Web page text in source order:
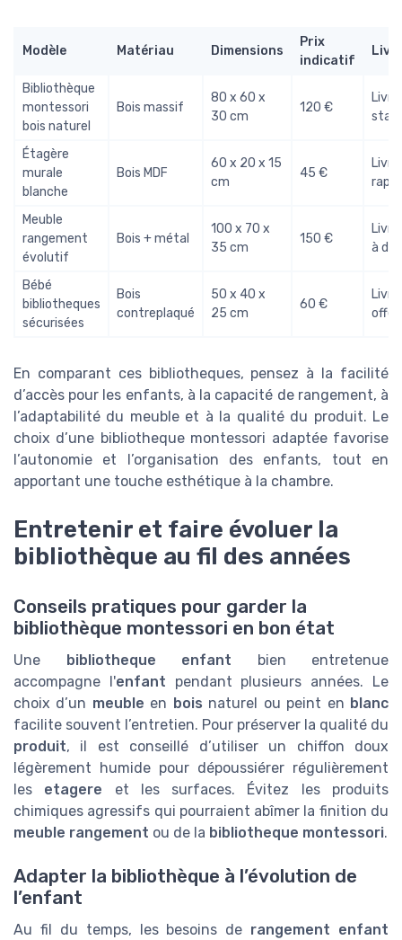
Modèle Matériau Dimensions
Prix
indicatif
Bibliothèque
montessori
bois naturel
Bois massif
80 x 60 x
30 cm
120 €
Étagère
murale
blanche
Bois MDF
60 x 20 x 15
cm
45 €
Meuble
rangement
évolutif
Bois + métal
100 x 70 x
35 cm
150 €
à
Bébé
bibliotheques
sécurisées
Bois
contreplaqué
50 x 40 x
25 cm
60 €
En comparant ces bibliotheques, pensez à la facilité
d’accès pour les enfants, à la capacité de rangement, à
l’adaptabilité du meuble et à la qualité du produit. Le
choix d’une bibliotheque montessori adaptée favorise
l’autonomie et l’organisation des enfants, tout en
apportant une touche esthétique à la chambre.
Entretenir et faire évoluer la
bibliothèque au fil des années
Conseils pratiques pour garder la
bibliothèque montessori en bon état
Une bibliotheque enfant bien entretenue
accompagne l'enfant pendant plusieurs années. Le
choix d’un meuble en bois naturel ou peint en blanc
facilite souvent l’entretien. Pour préserver la qualité du
produit, il est conseillé d’utiliser un chiffon doux
légèrement humide pour dépoussiérer régulièrement
les etagere et les surfaces. Évitez les produits
chimiques agressifs qui pourraient abîmer la finition du
meuble rangement ou de la bibliotheque montessori.
Adapter la bibliothèque à l’évolution de
l’enfant
Au fil du temps, les besoins de rangement enfant